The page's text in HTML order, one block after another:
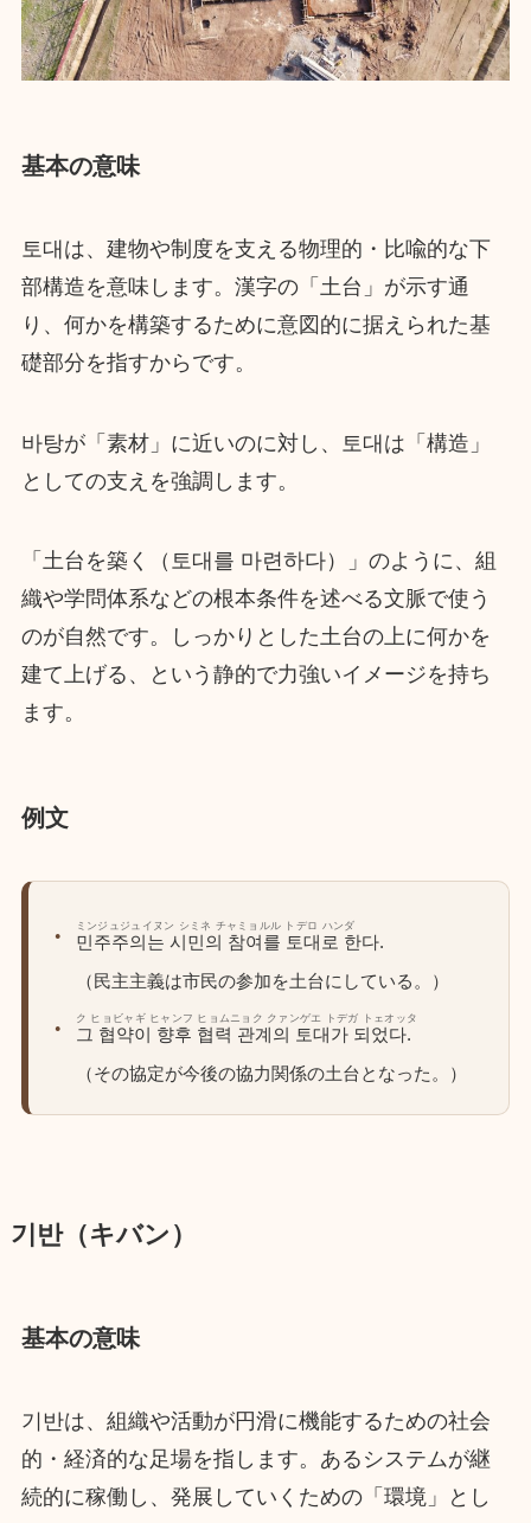
基本の意味
토대は、建物や制度を支える物理的・比喩的な下
部構造を意味します。漢字の「土台」が示す通
り、何かを構築するために意図的に据えられた基
礎部分を指すからです。
바탕が「素材」に近いのに対し、토대は「構造」
としての支えを強調します。
「土台を築く（토대를 마련하다）」のように、組
織や学問体系などの根本条件を述べる文脈で使う
のが自然です。しっかりとした土台の上に何かを
建て上げる、という静的で力強いイメージを持ち
ます。
例文
민주주의는 시민의 참여를 토대로 한다.
ミンジュジュイヌン シミネ チャミョルル トデロ ハンダ
（民主主義は市民の参加を土台にしている。）
그 협약이 향후 협력 관계의 토대가 되었다.
ク ヒョビャギ ヒャンフ ヒョムニョク クァンゲエ トデガ トェオッタ
（その協定が今後の協力関係の土台となった。）
기반（キバン）
基本の意味
기반は、組織や活動が円滑に機能するための社会
的・経済的な足場を指します。あるシステムが継
続的に稼働し、発展していくための「環境」とし